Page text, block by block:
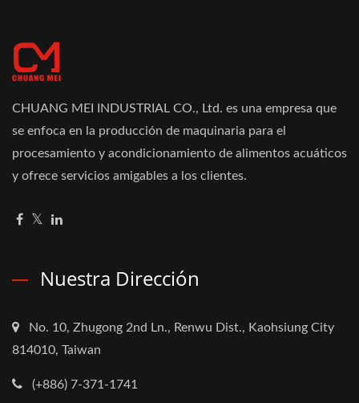
CHUANG MEI INDUSTRIAL CO., Ltd. es una empresa que
se enfoca en la producción de maquinaria para el
procesamiento y acondicionamiento de alimentos acuáticos
y ofrece servicios amigables a los clientes.
Nuestra Dirección
No. 10, Zhugong 2nd Ln., Renwu Dist., Kaohsiung City
814010, Taiwan
(+886) 7-371-1741